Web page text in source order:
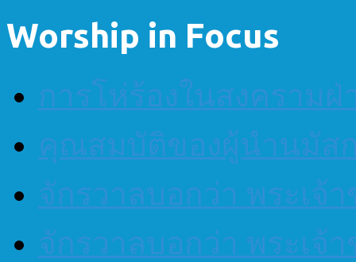
Worship in Focus
การโห่ร้องในสงคราม
คุณสมบัติของผู้นำนมัส
จักรวาลบอกว่า พระเจ้
จักรวาลบอกว่า พระเจ้